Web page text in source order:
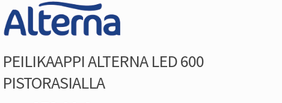
PEILIKAAPPI ALTERNA LED 600
PISTORASIALLA